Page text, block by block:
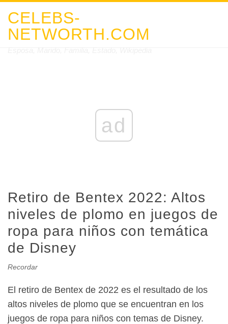
CELEBS-
NETWORTH.COM
ad
Retiro de Bentex 2022: Altos
niveles de plomo en juegos de
ropa para niños con temática
de Disney
Recordar
El retiro de Bentex de 2022 es el resultado de los
altos niveles de plomo que se encuentran en los
juegos de ropa para niños con temas de Disney.